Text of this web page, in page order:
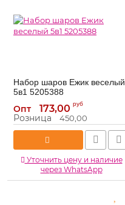
Набор шаров Ежик веселый
5в1 5205388
Артикул: 5205388
Опт 173,00 руб
Розница 450,00
Уточнить цену и наличие
через WhatsApp